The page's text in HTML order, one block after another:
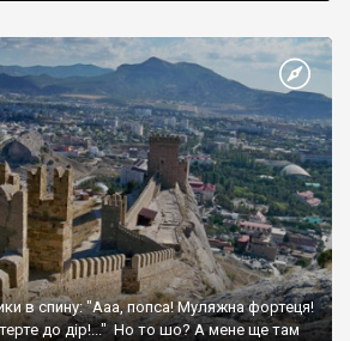
в спину: "Ааа, попса! Муляжна фортеця!
до дір!..." Но то шо? А мене ще там